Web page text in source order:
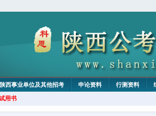
陕西事业单位及其他招考 申论资料 行测资料
用书